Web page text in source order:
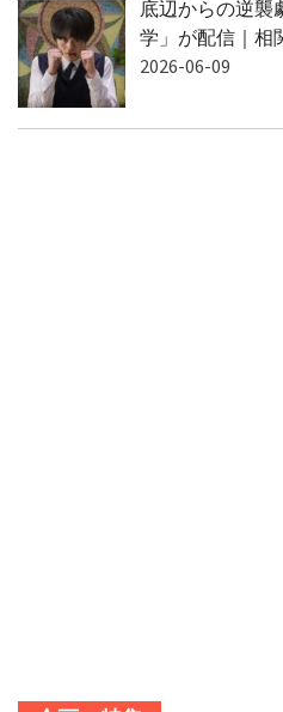
底辺からの逆襲
学」が配信｜
2026-06-09